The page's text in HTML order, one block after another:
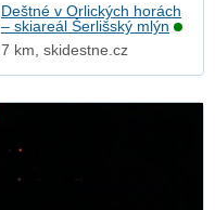
Deštné v Orlických horách
– skiareál Šerlišský mlýn
7 km, skidestne.cz